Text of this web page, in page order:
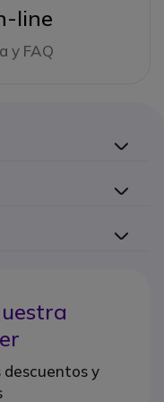
line
y FAQ
descuentos y